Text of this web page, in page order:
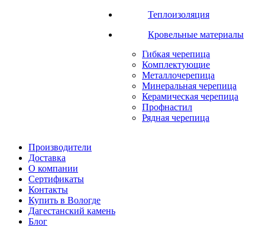
Теплоизоляция
Кровельные материалы
Гибкая черепица
Комплектующие
Металлочерепица
Минеральная черепица
Керамическая черепица
Профнастил
Рядная черепица
Производители
Доставка
О компании
Сертификаты
Контакты
Купить в Вологде
Дагестанский камень
Блог